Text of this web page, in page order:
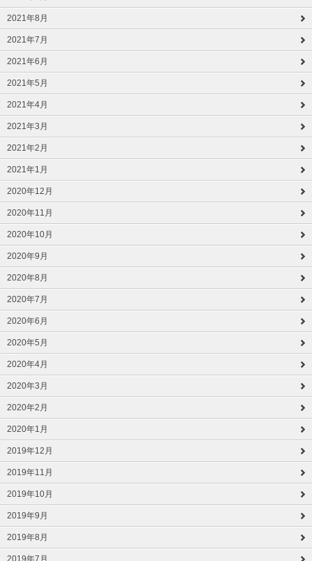
2021年8月
2021年7月
2021年6月
2021年5月
2021年4月
2021年3月
2021年2月
2021年1月
2020年12月
2020年11月
2020年10月
2020年9月
2020年8月
2020年7月
2020年6月
2020年5月
2020年4月
2020年3月
2020年2月
2020年1月
2019年12月
2019年11月
2019年10月
2019年9月
2019年8月
2019年7月